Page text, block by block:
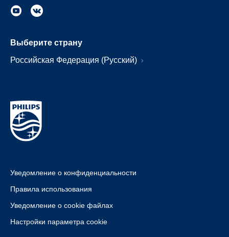
Выберите страну
Российская Федерация (Русский)
Уведомление о конфиденциальности
Правила использования
Уведомление о cookie файлах
Настройки параметра cookie